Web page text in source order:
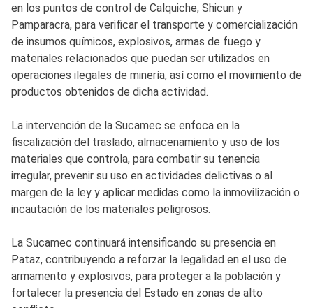
en los puntos de control de Calquiche, Shicun y
Pamparacra, para verificar el transporte y comercialización
de insumos químicos, explosivos, armas de fuego y
materiales relacionados que puedan ser utilizados en
operaciones ilegales de minería, así como el movimiento de
productos obtenidos de dicha actividad.
La intervención de la Sucamec se enfoca en la
fiscalización del traslado, almacenamiento y uso de los
materiales que controla, para combatir su tenencia
irregular, prevenir su uso en actividades delictivas o al
margen de la ley y aplicar medidas como la inmovilización o
incautación de los materiales peligrosos.
La Sucamec continuará intensificando su presencia en
Pataz, contribuyendo a reforzar la legalidad en el uso de
armamento y explosivos, para proteger a la población y
fortalecer la presencia del Estado en zonas de alto